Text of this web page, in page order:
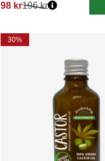
98 kr
Ordinarie pris:
196 kr
30%